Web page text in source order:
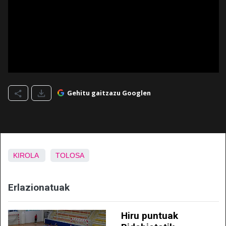
Gehitu gaitzazu Googlen
KIROLA TOLOSA
Erlazionatuak
Hiru puntuak